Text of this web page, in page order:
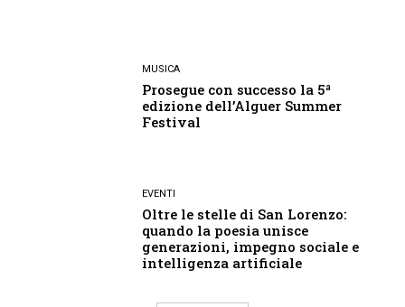
MUSICA
Prosegue con successo la 5ª
edizione dell’Alguer Summer
Festival
EVENTI
Oltre le stelle di San Lorenzo:
quando la poesia unisce
generazioni, impegno sociale e
intelligenza artificiale